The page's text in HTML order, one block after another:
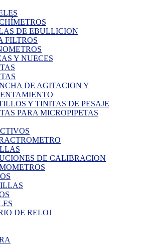
DE EBULLICION
FILTROS
Y NUECES
DE AGITACION Y
Y TINITAS DE PESAJE
PARA MICROPIPETAS
DE CALIBRACION
DE RELOJ